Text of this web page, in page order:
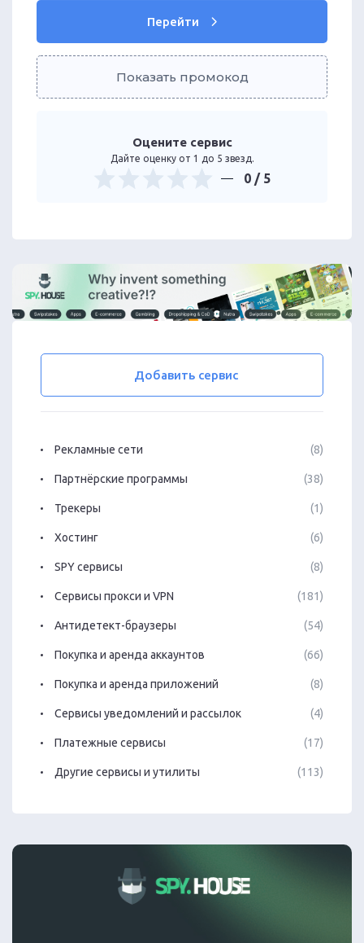
Перейти
Показать промокод
Оцените сервис
Дайте оценку от 1 до 5 звезд.
0 / 5
Добавить сервис
Рекламные сети (8)
Партнёрские программы (38)
Трекеры (1)
Хостинг (6)
SPY сервисы (8)
Сервисы прокси и VPN (181)
Антидетект-браузеры (54)
Покупка и аренда аккаунтов (66)
Покупка и аренда приложений (8)
Сервисы уведомлений и рассылок (4)
Платежные сервисы (17)
Другие сервисы и утилиты (113)